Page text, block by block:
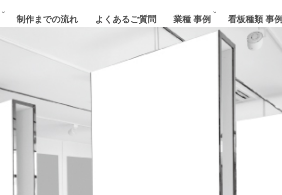
制作までの流れ よくあるご質問 業種 事例 看板種類 事例